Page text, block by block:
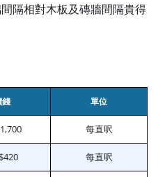
隔相對木板及磚牆間隔貴得
錢 單位
每直呎
每直呎